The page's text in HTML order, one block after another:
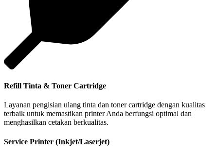
Refill Tinta & Toner Cartridge
Layanan pengisian ulang tinta dan toner cartridge dengan kualitas
terbaik untuk memastikan printer Anda berfungsi optimal dan
menghasilkan cetakan berkualitas.
Service Printer (Inkjet/Laserjet)